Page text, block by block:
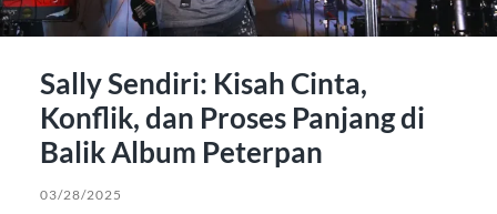
Sally Sendiri: Kisah Cinta,
Konflik, dan Proses Panjang di
Balik Album Peterpan
03/28/2025